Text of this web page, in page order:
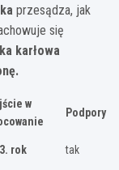
przesądza, jak
się
karłowa
w
Podpory
rok tak